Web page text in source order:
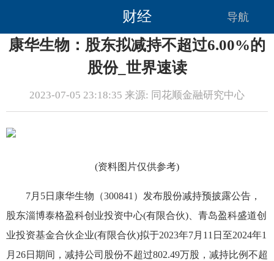
财经 导航
康华生物：股东拟减持不超过6.00%的
股份_世界速读
2023-07-05 23:18:35 来源: 同花顺金融研究中心
(资料图片仅供参考)
7月5日康华生物（300841）发布股份减持预披露公告，
股东淄博泰格盈科创业投资中心(有限合伙)、青岛盈科盛道创
业投资基金合伙企业(有限合伙)拟于2023年7月11日至2024年1
月26日期间，减持公司股份不超过802.49万股，减持比例不超